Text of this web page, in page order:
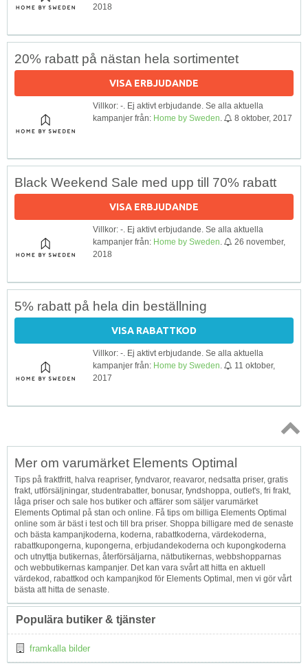
2018
20% rabatt på nästan hela sortimentet
VISA ERBJUDANDE
Villkor: -. Ej aktivt erbjudande. Se alla aktuella
kampanjer från: Home by Sweden 8 oktober, 2017
Black Weekend Sale med upp till 70% rabatt
VISA ERBJUDANDE
Villkor: -. Ej aktivt erbjudande. Se alla aktuella
kampanjer från: Home by Sweden
26 november,
2018
5% rabatt på hela din beställning
VISA RABATTKOD
Villkor: -. Ej aktivt erbjudande. Se alla aktuella
kampanjer från: Home by Sweden
11 oktober,
2017
Topp
Mer om varumärket Elements Optimal
Tips på fraktfritt, halva reapriser, fyndvaror, reavaror, nedsatta priser, gratis
frakt, utförsäljningar, studentrabatter, bonusar, fyndshoppa, outlet's, fri frakt,
låga priser och sale hos butiker och affärer som säljer varumärket
Elements Optimal på stan och online. Få tips om billiga Elements Optimal
online som är bäst i test och till bra priser. Shoppa billigare med de senaste
och bästa kampanjkoderna, koderna, rabattkoderna, värdekoderna,
rabattkupongerna, kupongerna, erbjudandekoderna och kupongkoderna
och utnyttja butikernas, återförsäljarna, nätbutikernas, webbshopparnas
och webbutikernas kampanjer. Det kan vara svårt att hitta en aktuell
värdekod, rabattkod och kampanjkod för Elements Optimal, men vi gör vårt
bästa att hitta de senaste.
Populära butiker & tjänster
framkalla bilder